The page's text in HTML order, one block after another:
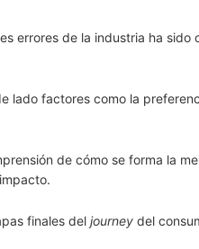
errores de la industria ha sido
lado factores como la
de cómo se forma la
finales del journey del